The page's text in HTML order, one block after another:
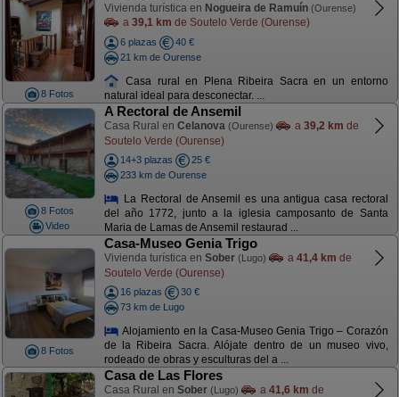
8 Fotos
Vivienda turística en Nogueira de Ramuín (Ourense)
a 39,1 km de Soutelo Verde (Ourense)
6 plazas
40 €
21 km de Ourense
Casa rural en Plena Ribeira Sacra en un entorno
natural ideal para desconectar. ...
8 Fotos
Video
A Rectoral de Ansemil
Casa Rural en Celanova (Ourense) a 39,2 km de
Soutelo Verde (Ourense)
14+3 plazas
25 €
233 km de Ourense
La Rectoral de Ansemil es una antigua casa rectoral
del año 1772, junto a la iglesia camposanto de Santa
Maria de Lamas de Ansemil restaurad ...
8 Fotos
Casa-Museo Genia Trigo
Vivienda turística en Sober (Lugo) a 41,4 km de
Soutelo Verde (Ourense)
16 plazas
30 €
73 km de Lugo
Alojamiento en la Casa-Museo Genia Trigo – Corazón
de la Ribeira Sacra. Alójate dentro de un museo vivo,
rodeado de obras y esculturas del a ...
Casa de Las Flores
Casa Rural en Sober (Lugo) a 41,6 km de